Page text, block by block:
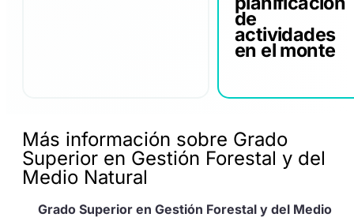
de
actividades
en el monte
Más información sobre Grado
Superior en Gestión Forestal y del
Medio Natural
Grado Superior en Gestión Forestal y del Medio